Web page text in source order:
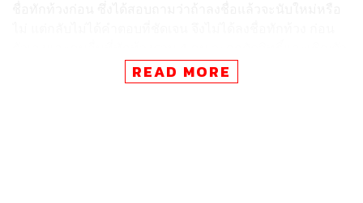
ออกจากห้องโดยทันที เป็นเหตุให้เดินทางมาที่ สน.ทุ่งสองห้อง
เพื่อแจ้งความดำเนินคดีกับเจ้าหน้าที่ กกต. ที่เกี่ยวข้อง ซึ่งจะมี
READ MORE